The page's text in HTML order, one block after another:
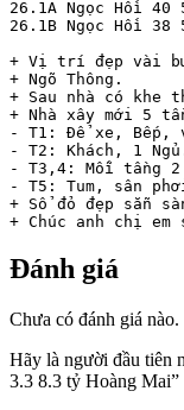
26.1A Ngọc Hồi
26.1B Ngọc Hồi
+ Vị trí đẹp vài
+ Ngõ Thông.
+ Sau nhà có khe
+ Nhà xây mới 5
- T1: Để xe, Bếp,
- T2: Khách, 1
- T3,4: Mỗi tầng
- T5: Tum, sân
+ Sổ đỏ đẹp sẵn
+ Chúc anh chị em
Đánh giá
Chưa có đánh giá nào.
Hãy là người đầu tiên
3.3 8.3 tỷ Hoàng Mai”